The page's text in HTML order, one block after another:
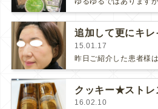
追加して更にキ
15.01.17
クッキー★ストレ
16.02.10